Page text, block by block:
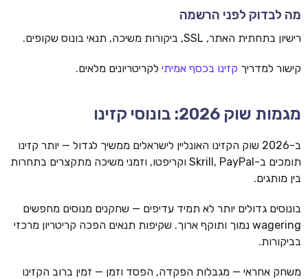
מה לבדוק לפני הרשמה
רישיון בתחתית האתר, SSL, ביקורות משיכה, תנאי בונוס שקופים.
קישור למדריך קזינו בכסף אמיתי לקריטריונים מלאים.
מגמות שוק 2026: בונוסי קזינו
ב-2026 שוק הקזינו האונליין לישראלים ממשיך לגדול — יותר קזינו
תומכים ב-Skrill, PayPal וקריפטו, וזמני משיכה מתקצרים בתחרות
בין מותגים.
בונוסים גדולים יותר לא תמיד עדיפים — שחקנים מנוסים מחפשים
wagering נמוך ותוקף ארוך. שקיפות תנאים הפכה קריטריון מרכזי
בביקורות.
משחק אחראי — מגבלות הפקדה, הפסד וזמן — זמין ברוב הקזינו